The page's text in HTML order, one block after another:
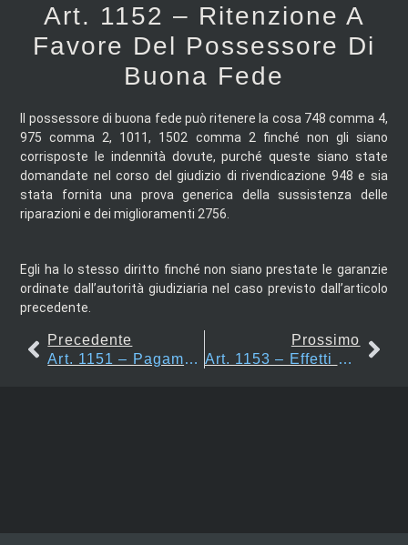
Art. 1152 – Ritenzione A
Favore Del Possessore Di
Buona Fede
Il possessore di buona fede può ritenere la cosa 748 comma 4,
975 comma 2, 1011, 1502 comma 2 finché non gli siano
corrisposte le indennità dovute, purché queste siano state
domandate nel corso del giudizio di rivendicazione 948 e sia
stata fornita una prova generica della sussistenza delle
riparazioni e dei miglioramenti 2756.
Egli ha lo stesso diritto finché non siano prestate le garanzie
ordinate dall’autorità giudiziaria nel caso previsto dall’articolo
precedente.
Precedente
Art. 1151 – Pagamento Delle Indennità
Prossimo
Art. 1153 – Effetti Dell’acquisto Del Possesso